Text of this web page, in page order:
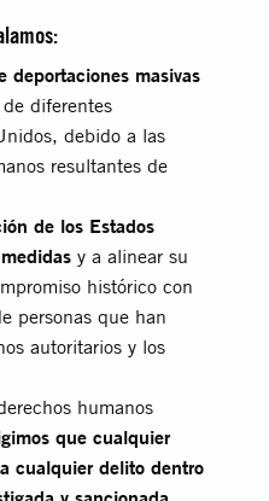
deportaciones masivas
diferentes
debido a las
resultantes de
de los Estados
y a alinear su
histórico con
personas que han
autoritarios y los
humanos
que cualquier
cualquier delito dentro